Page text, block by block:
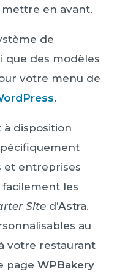
en avant.
de
que des modèles
votre menu de
.
disposition
et entreprises
facilement les
Sited’Astra.
au
votre restaurant
page WPBakery